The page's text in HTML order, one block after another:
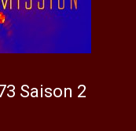
Saison 2